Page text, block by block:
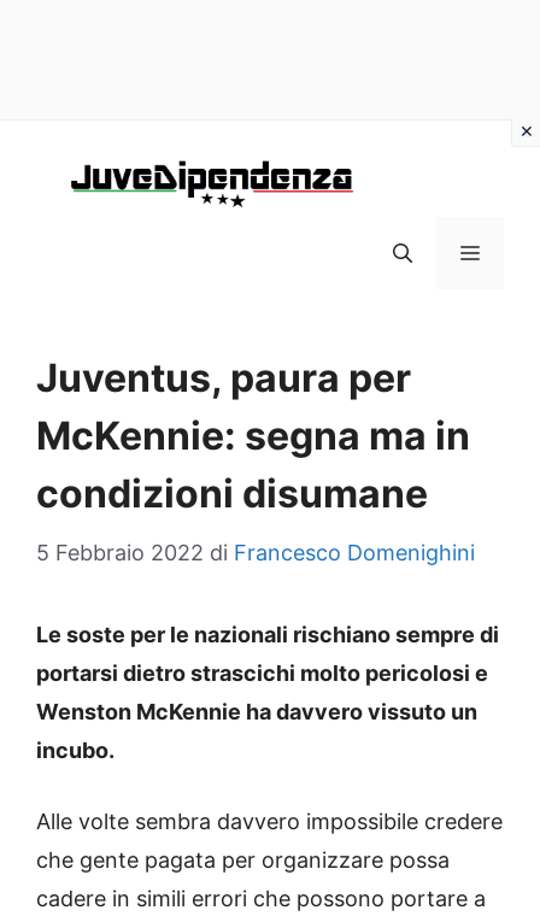
MENU
Juventus, paura per
McKennie: segna ma in
condizioni disumane
5 Febbraio 2022 di Francesco Domenighini
Le soste per le nazionali rischiano sempre di
portarsi dietro strascichi molto pericolosi e
Wenston McKennie ha davvero vissuto un
incubo.
Alle volte sembra davvero impossibile credere
che gente pagata per organizzare possa
cadere in simili errori che possono portare a